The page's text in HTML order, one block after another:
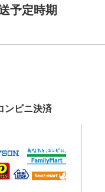
予定時期
ンビニ決済